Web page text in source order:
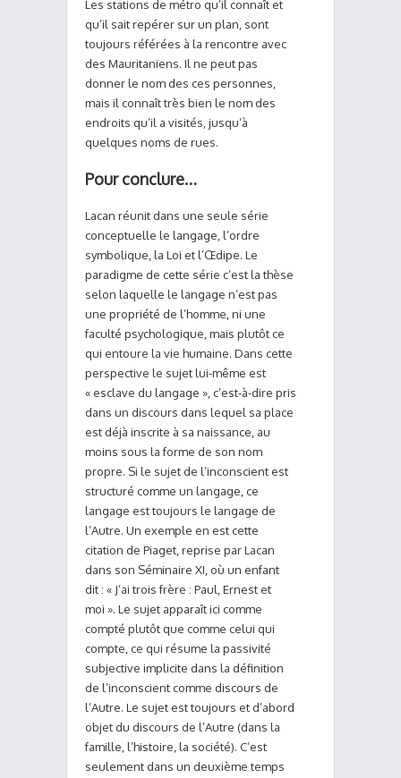
Les stations de métro qu’il connaît et
qu’il sait repérer sur un plan, sont
toujours référées à la rencontre avec
des Mauritaniens. Il ne peut pas
donner le nom des ces personnes,
mais il connaît très bien le nom des
endroits qu’il a visités, jusqu’à
quelques noms de rues.
Pour conclure…
Lacan réunit dans une seule série
conceptuelle le langage, l’ordre
symbolique, la Loi et l’Œdipe. Le
paradigme de cette série c’est la thèse
selon laquelle le langage n’est pas
une propriété de l’homme, ni une
faculté psychologique, mais plutôt ce
qui entoure la vie humaine. Dans cette
perspective le sujet lui-même est
« esclave du langage », c’est-à-dire pris
dans un discours dans lequel sa place
est déjà inscrite à sa naissance, au
moins sous la forme de son nom
propre. Si le sujet de l’inconscient est
structuré comme un langage, ce
langage est toujours le langage de
l’Autre. Un exemple en est cette
citation de Piaget, reprise par Lacan
dans son Séminaire XI, où un enfant
dit : « J’ai trois frère : Paul, Ernest et
moi ». Le sujet apparaît ici comme
compté plutôt que comme celui qui
compte, ce qui résume la passivité
subjective implicite dans la définition
de l’inconscient comme discours de
l’Autre. Le sujet est toujours et d’abord
objet du discours de l’Autre (dans la
famille, l’histoire, la société). C’est
seulement dans un deuxième temps